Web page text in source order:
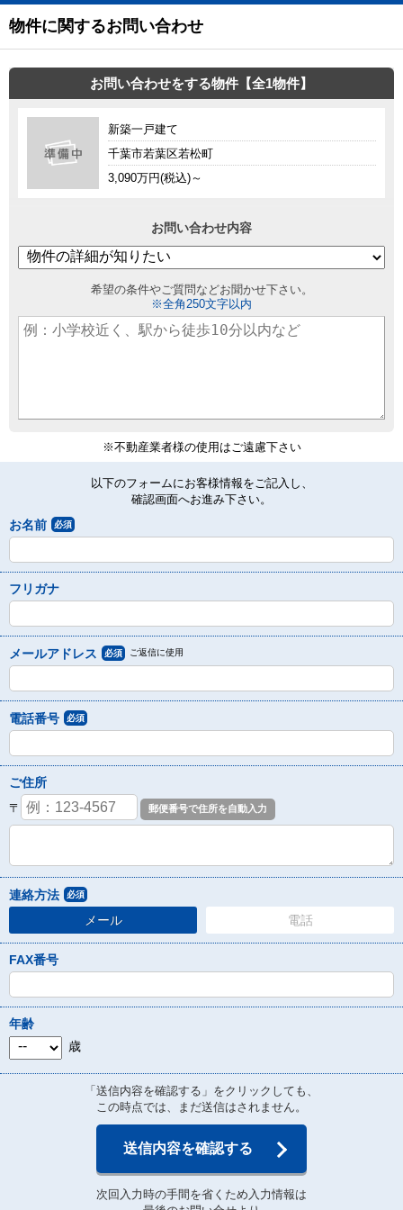
物件に関するお問い合わせ
お問い合わせをする物件【全1物件】
新築一戸建て
千葉市若葉区若松町
3,090万円(税込)～
お問い合わせ内容
希望の条件やご質問などお聞かせ下さい。
※全角250文字以内
※不動産業者様の使用はご遠慮下さい
以下のフォームにお客様情報をご記入し、
確認画面へお進み下さい。
お名前 必須
フリガナ
メールアドレス 必須 ご返信に使用
電話番号 必須
ご住所
〒
連絡方法 必須
メール 電話
FAX番号
年齢
歳
「送信内容を確認する」をクリックしても、
この時点では、まだ送信はされません。
送信内容を確認する
次回入力時の手間を省くため入力情報は